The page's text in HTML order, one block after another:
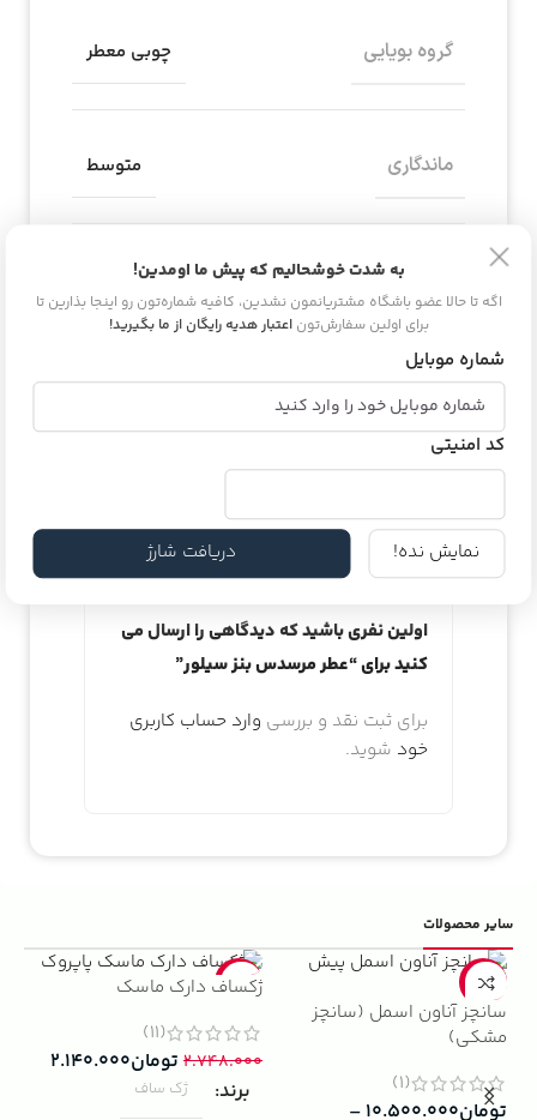
گروه بویایی چوبی معطر
ماندگاری متوسط
مناسب برای
دیدگاه و پرسش
است.
اولین نفری باشید که دیدگاهی را ارسال می
کنید برای “عطر مرسدس بنز سیلور”
برای ثبت نقد و بررسی وارد حساب کاربری
خود شوید.
سایر محصولات
-13%
سانچز آناون اسمل (سانچز
مشکی)
(1)
تومان۱۰.۵۰۰.۰۰۰ –
-22%
ژکساف دارک ماسک
(11)
۲.۷۴۸.۰۰۰ تومان۲.۱۴۰.۰۰۰
برند
ژک ساف
به شدت خوشحالیم که پیش ما اومدین!
اگه تا حالا عضو باشگاه مشتریانمون نشدین، کافیه شماره‌تون رو اینجا بذارین تا
برای اولین سفارش‌توناعتبار هدیه رایگان از ما بگیرید!
شماره موبایل
کد امنیتی
نمایش نده! دریافت شارژ